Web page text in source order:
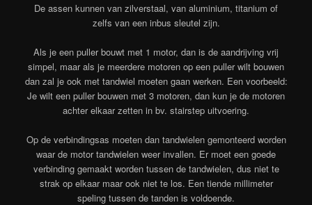
De assen kunnen van zilverstaal, van aluminium, titanium of
zelfs van een inbus sleutel zijn.
Als je een puller bouwt met 1 motor, dan is de aandrijving vrij
simpel, maar als je meerdere motoren op een puller wilt bouwen
dan zal je ook met tandwiel moeten gaan werken. Een voorbeeld:
Je wilt een puller bouwen met 3 motoren, dan kun je de motoren
achter elkaar zetten in bv. stairstep uitvoering.
Op de verbindingsas moeten dan tandwielen gemonteerd worden
waar de motor tandwielen weer invallen. Er moet een goede
verbinding gemaakt worden tussen de tandwielen, dus niet te
strak op elkaar maar ook niet te los. Een tiende millimeter
speling tussen de tanden is voldoende.